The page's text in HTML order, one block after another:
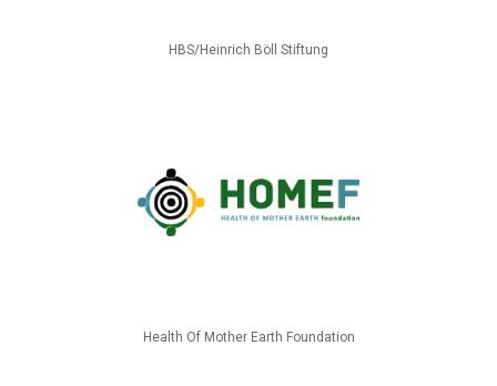
HBS/Heinrich Böll Stiftung
Health Of Mother Earth Foundation